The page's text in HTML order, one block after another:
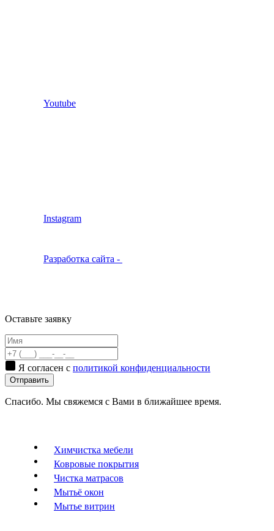
Youtube
Instagram
Разработка сайта -
Оставьте заявку
Я согласен с политикой конфиденциальности
Отправить
Спасибо. Мы свяжемся с Вами в ближайшее время.
Химчистка мебели
Ковровые покрытия
Чистка матрасов
Мытьё окон
Мытье витрин